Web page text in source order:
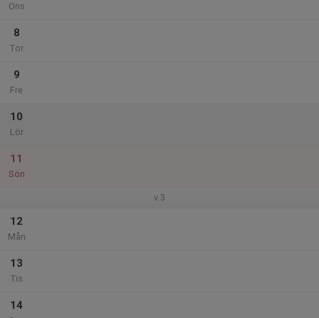
Ons
8
Tor
9
Fre
10
Lör
11
Sön
v.3
12
Mån
13
Tis
14